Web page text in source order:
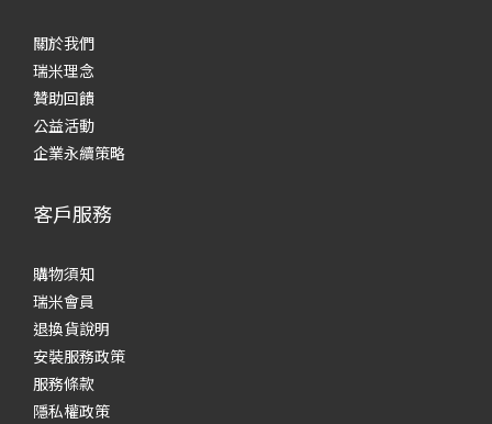
關於我們
瑞米理念
贊助回饋
公益活動
企業永續策略
客戶服務
購物須知
瑞米會員
退換貨說明
安裝服務政策
服務條款
隱私權政策